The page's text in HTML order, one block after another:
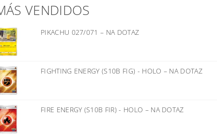
VENDIDOS
PIKACHU 027/071– NA DOTAZ
FIGHTING ENERGY (S10B FIG) - HOLO – NA DOTAZ
FIRE ENERGY (S10B FIR) - HOLO – NA DOTAZ